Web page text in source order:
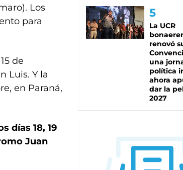
Los
para
de
Luis. Y la
en Paraná,
días 18, 19
Juan
La UCR
renovó
una
política
ahora
dar la
2027